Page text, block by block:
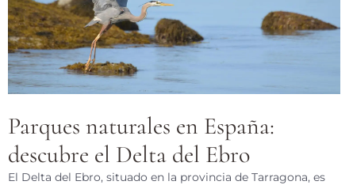
Parques naturales en España:
descubre el Delta del Ebro
El Delta del Ebro, situado en la provincia de Tarragona, es